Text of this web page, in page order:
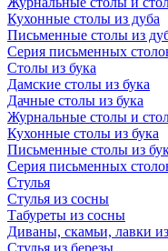
Кухонные столы из дуба
Письменные столы из
Серия письменных
Столы из бука
Дамские столы из бука
Дачные столы из бука
Журнальные столы и
Кухонные столы из бука
Письменные столы из
Серия письменных
Стулья
Стулья из сосны
Табуреты из сосны
Диваны, скамьи, лавки
Стулья из березы